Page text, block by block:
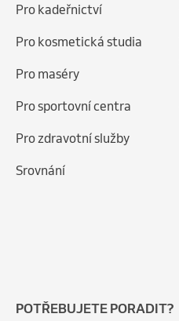
Pro kadeřnictví
Pro kosmetická studia
Pro maséry
Pro sportovní centra
Pro zdravotní služby
Srovnání
POTŘEBUJETE PORADIT?